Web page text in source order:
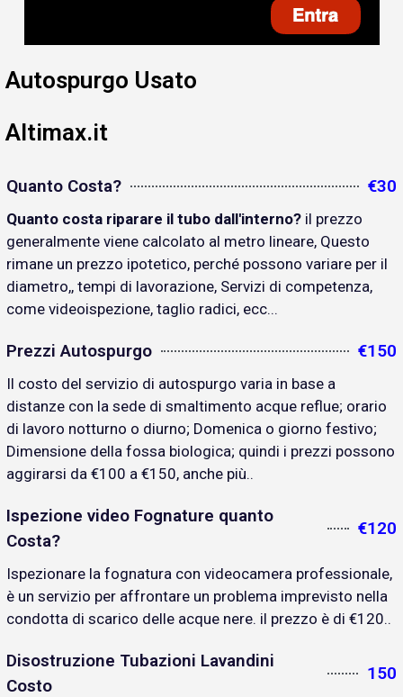
Autospurgo Usato
Altimax.it
Quanto Costa? €30
Quanto costa riparare il tubo dall'interno? il prezzo
generalmente viene calcolato al metro lineare, Questo
rimane un prezzo ipotetico, perché possono variare per il
diametro,, tempi di lavorazione, Servizi di competenza,
come videoispezione, taglio radici, ecc...
Prezzi Autospurgo €150
Il costo del servizio di autospurgo varia in base a
distanze con la sede di smaltimento acque reflue; orario
di lavoro notturno o diurno; Domenica o giorno festivo;
Dimensione della fossa biologica; quindi i prezzi possono
aggirarsi da €100 a €150, anche più..
Ispezione video Fognature quanto
Costa?
€120
Ispezionare la fognatura con videocamera professionale,
è un servizio per affrontare un problema imprevisto nella
condotta di scarico delle acque nere. il prezzo è di €120..
Disostruzione Tubazioni Lavandini
Costo
150